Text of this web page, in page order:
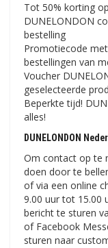
Tot 50% korting
DUNELONDON
bestelling
Promotiecode
bestellingen van
Voucher
geselecteerde
Beperkte tijd!
alles!
DUNELONDON
Om contact op te
doen door te
of via een online
9.00 uur tot 15.00
bericht te sturen
of Facebook
sturen naar